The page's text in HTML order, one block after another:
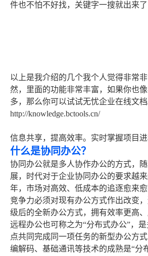
件也不怕不好找，关键字一搜就出来了
以上是我介绍的几个我个人觉得非常
然，里面的功能非常丰富，如果你也
多，那么你可以试试无忧企业在线文档
http://knowledge.bctools.cn/
信息共享，提高效率。实时掌握项目进
什么是协同办公？
协同办公就是多人协作办公的方式，
展，时代对于企业协同办公的要求越
年，市场对高效、低成本的追逐愈来
竞争力必须对现有办公方式作出改变
级后的全新办公方式，拥有效率更高、
远程办公也可称之为“分布式办公”，
点共同完成同一项任务的新型办公方
编解码、基础通讯等技术的成熟是“分